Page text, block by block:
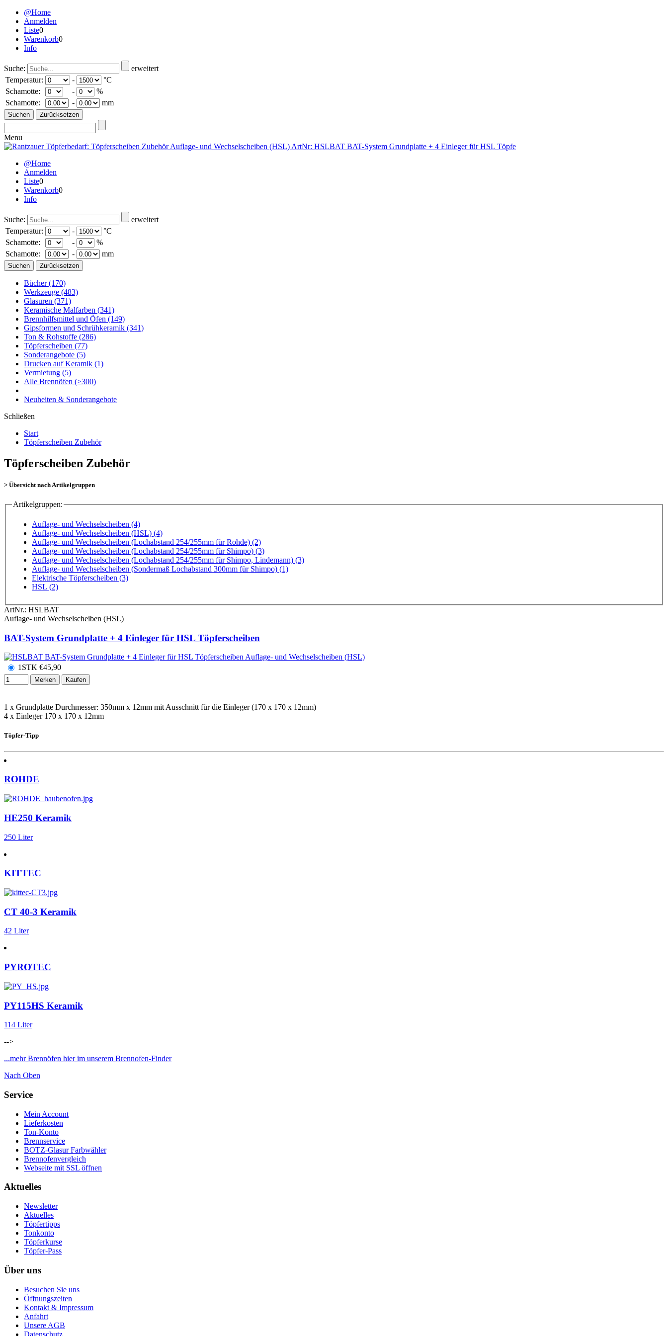
@Home
Anmelden
Liste0
Warenkorb0
Info
Suche:
erweitert
Temperatur:
-
°C
Schamotte:
-
%
Schamotte:
- mm
Menu
@Home
Anmelden
Liste0
Warenkorb0
Info
Suche:
erweitert
Temperatur:
-
°C
Schamotte:
-
%
Schamotte:
- mm
Bücher(170)
Werkzeuge (483)
Glasuren (371)
Keramische Malfarben (341)
Brennhilfsmittel und Öfen (149)
Gipsformen und Schrühkeramik (341)
Ton & Rohstoffe (286)
Töpferscheiben (77)
Sonderangebote (5)
Drucken auf Keramik (1)
Vermietung (5)
Alle Brennöfen (>300)
Neuheiten & Sonderangebote
Schließen
Start
Töpferscheiben Zubehör
Töpferscheiben Zubehör
> Übersicht nach Artikelgruppen
Artikelgruppen:
Auflage- und Wechselscheiben (4)
Auflage- und Wechselscheiben (HSL) (4)
Auflage- und Wechselscheiben (Lochabstand 254/255mm für Rohde) (2)
Auflage- und Wechselscheiben (Lochabstand 254/255mm für Shimpo) (3)
Auflage- und Wechselscheiben (Lochabstand 254/255mm für Shimpo, Lindemann) (3)
Auflage- und Wechselscheiben (Sondermaß Lochabstand 300mm für Shimpo) (1)
Elektrische Töpferscheiben (3)
HSL (2)
ArtNr.: HSLBAT
Auflage- und Wechselscheiben (HSL)
BAT-System Grundplatte + 4 Einleger für HSL Töpferscheiben
1STK €45,90
Merken Kaufen
1 x Grundplatte Durchmesser: 350mm x 12mm mit Ausschnitt für die Einleger (170 x 170 x 12mm)
4 x Einleger 170 x 170 x 12mm
Töpfer-Tipp
ROHDE
HE250 Keramik
250 Liter
KITTEC
CT 40-3 Keramik
42 Liter
PYROTEC
PY115HS Keramik
114 Liter
-->
...mehr Brennöfen hier im unserem Brennofen-Finder
Nach Oben
Service
Mein Account
Lieferkosten
Ton-Konto
Brennservice
BOTZ-Glasur Farbwähler
Brennofenvergleich
Webseite mit SSL öffnen
Aktuelles
Newsletter
Aktuelles
Töpfertipps
Tonkonto
Töpferkurse
Töpfer-Pass
Über uns
Besuchen Sie uns
Öffnungszeiten
Kontakt & Impressum
Anfahrt
Unsere AGB
Datenschutz